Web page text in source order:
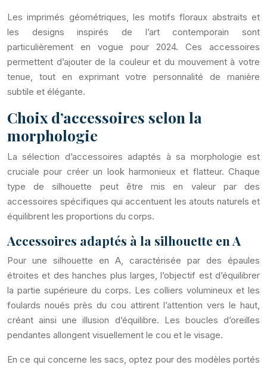
Les imprimés géométriques, les motifs floraux abstraits et
les designs inspirés de l’art contemporain sont
particulièrement en vogue pour 2024. Ces accessoires
permettent d’ajouter de la couleur et du mouvement à votre
tenue, tout en exprimant votre personnalité de manière
subtile et élégante.
Choix d’accessoires selon la
morphologie
La sélection d’accessoires adaptés à sa morphologie est
cruciale pour créer un look harmonieux et flatteur. Chaque
type de silhouette peut être mis en valeur par des
accessoires spécifiques qui accentuent les atouts naturels et
équilibrent les proportions du corps.
Accessoires adaptés à la silhouette en A
Pour une silhouette en A, caractérisée par des épaules
étroites et des hanches plus larges, l’objectif est d’équilibrer
la partie supérieure du corps. Les colliers volumineux et les
foulards noués près du cou attirent l’attention vers le haut,
créant ainsi une illusion d’équilibre. Les boucles d’oreilles
pendantes allongent visuellement le cou et le visage.
En ce qui concerne les sacs, optez pour des modèles portés